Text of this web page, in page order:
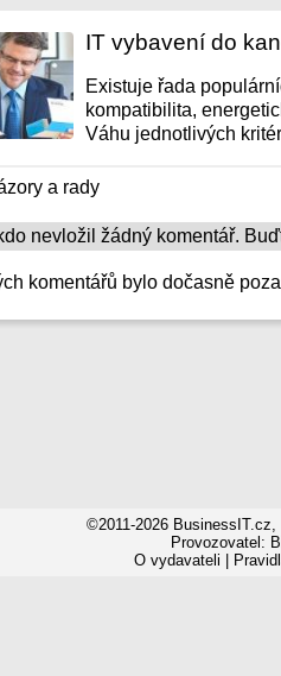
IT vybavení do
Existuje řada
kompatibilita,
Váhu jednotlivých
a rady
nevložil žádný komentář.
komentářů bylo dočasně
©2011-2026
Provozovatel:
O vydavateli